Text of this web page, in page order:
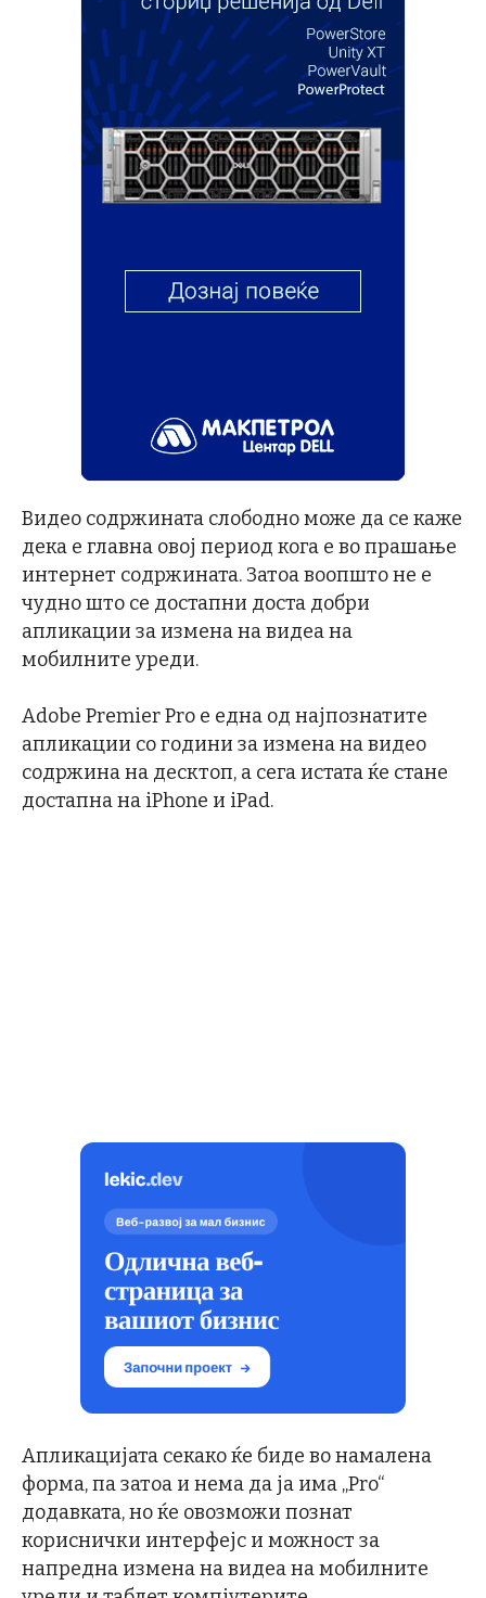
Видео содржината слободно може да се каже
дека е главна овој период кога е во прашање
интернет содржината. Затоа воопшто не е
чудно што се достапни доста добри
апликации за измена на видеа на
мобилните уреди.
Adobe Premier Pro е една од најпознатите
апликации со години за измена на видео
содржина на десктоп, а сега истата ќе стане
достапна на iPhone и iPad.
Апликацијата секако ќе биде во намалена
форма, па затоа и нема да ја има „Pro“
додавката, но ќе овозможи познат
кориснички интерфејс и можност за
напредна измена на видеа на мобилните